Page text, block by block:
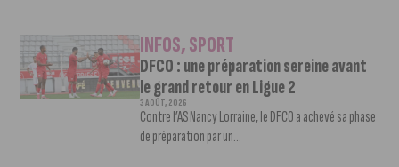
INFOS,SPORT
DFCO : une préparation sereine avant
le grand retour en Ligue 2
3 AOÛT, 2026
Contre l’AS Nancy Lorraine, le DFCO a achevé sa phase
de préparation par un...